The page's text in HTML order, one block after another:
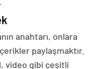
anahtarı, onlara
paylaşmaktır.
video gibi çeşitli